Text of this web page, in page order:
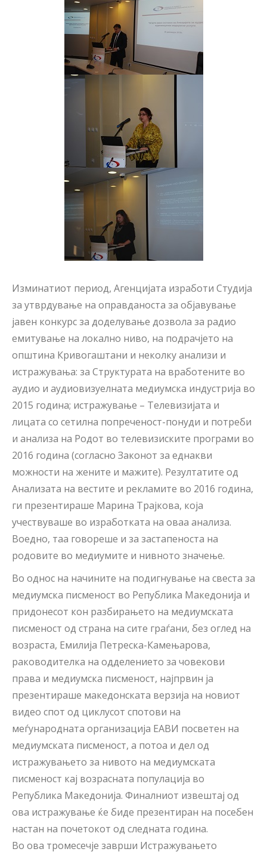
Изминатиот период, Агенцијата изработи Студија
за утврдување на оправданоста за објавување
јавен конкурс за доделување дозвола за радио
емитување на локално ниво, на подрачјето на
општина Кривогаштани и неколку анализи и
истражувања: за Структурата на вработените во
аудио и аудиовизуелната медиумска индустрија во
2015 година; истражување – Телевизијата и
лицата со сетилна попреченост-понуди и потреби
и анализа на Родот во телевизиските програми во
2016 година (согласно Законот за еднакви
можности на жените и мажите). Резултатите од
Анализата на вестите и рекламите во 2016 година,
ги презентираше Марина Трајкова, која
учествуваше во изработката на оваа анализа.
Воедно, таа говореше и за застапеноста на
родовите во медиумите и нивното значење.
Во однос на начините на подигнување на свеста за
медиумска писменост во Република Македонија и
придонесот кон разбирањето на медиумската
писменост од страна на сите граѓани, без оглед на
возраста, Емилија Петреска-Камењарова,
раководителка на одделението за човекови
права и медиумска писменост, најпрвин ја
презентираше македонската верзија на новиот
видео спот од циклусот спотови на
меѓународната организација ЕАВИ посветен на
медиумската писменост, а потоа и дел од
истражувањето за нивото на медиумската
писменост кај возрасната популација во
Република Македонија. Финалниот извештај од
ова истражување ќе биде презентиран на посебен
настан на почетокот од следната година.
Во ова тромесечје заврши Истражувањето